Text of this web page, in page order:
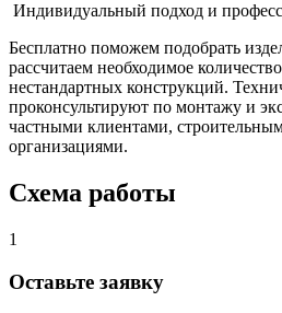
Индивидуальный подход и
Бесплатно поможем подобрать
рассчитаем необходимое
нестандартных конструкций.
проконсультируют по монтажу и
частными клиентами,
организациями.
Схема работы
1
Оставьте заявку